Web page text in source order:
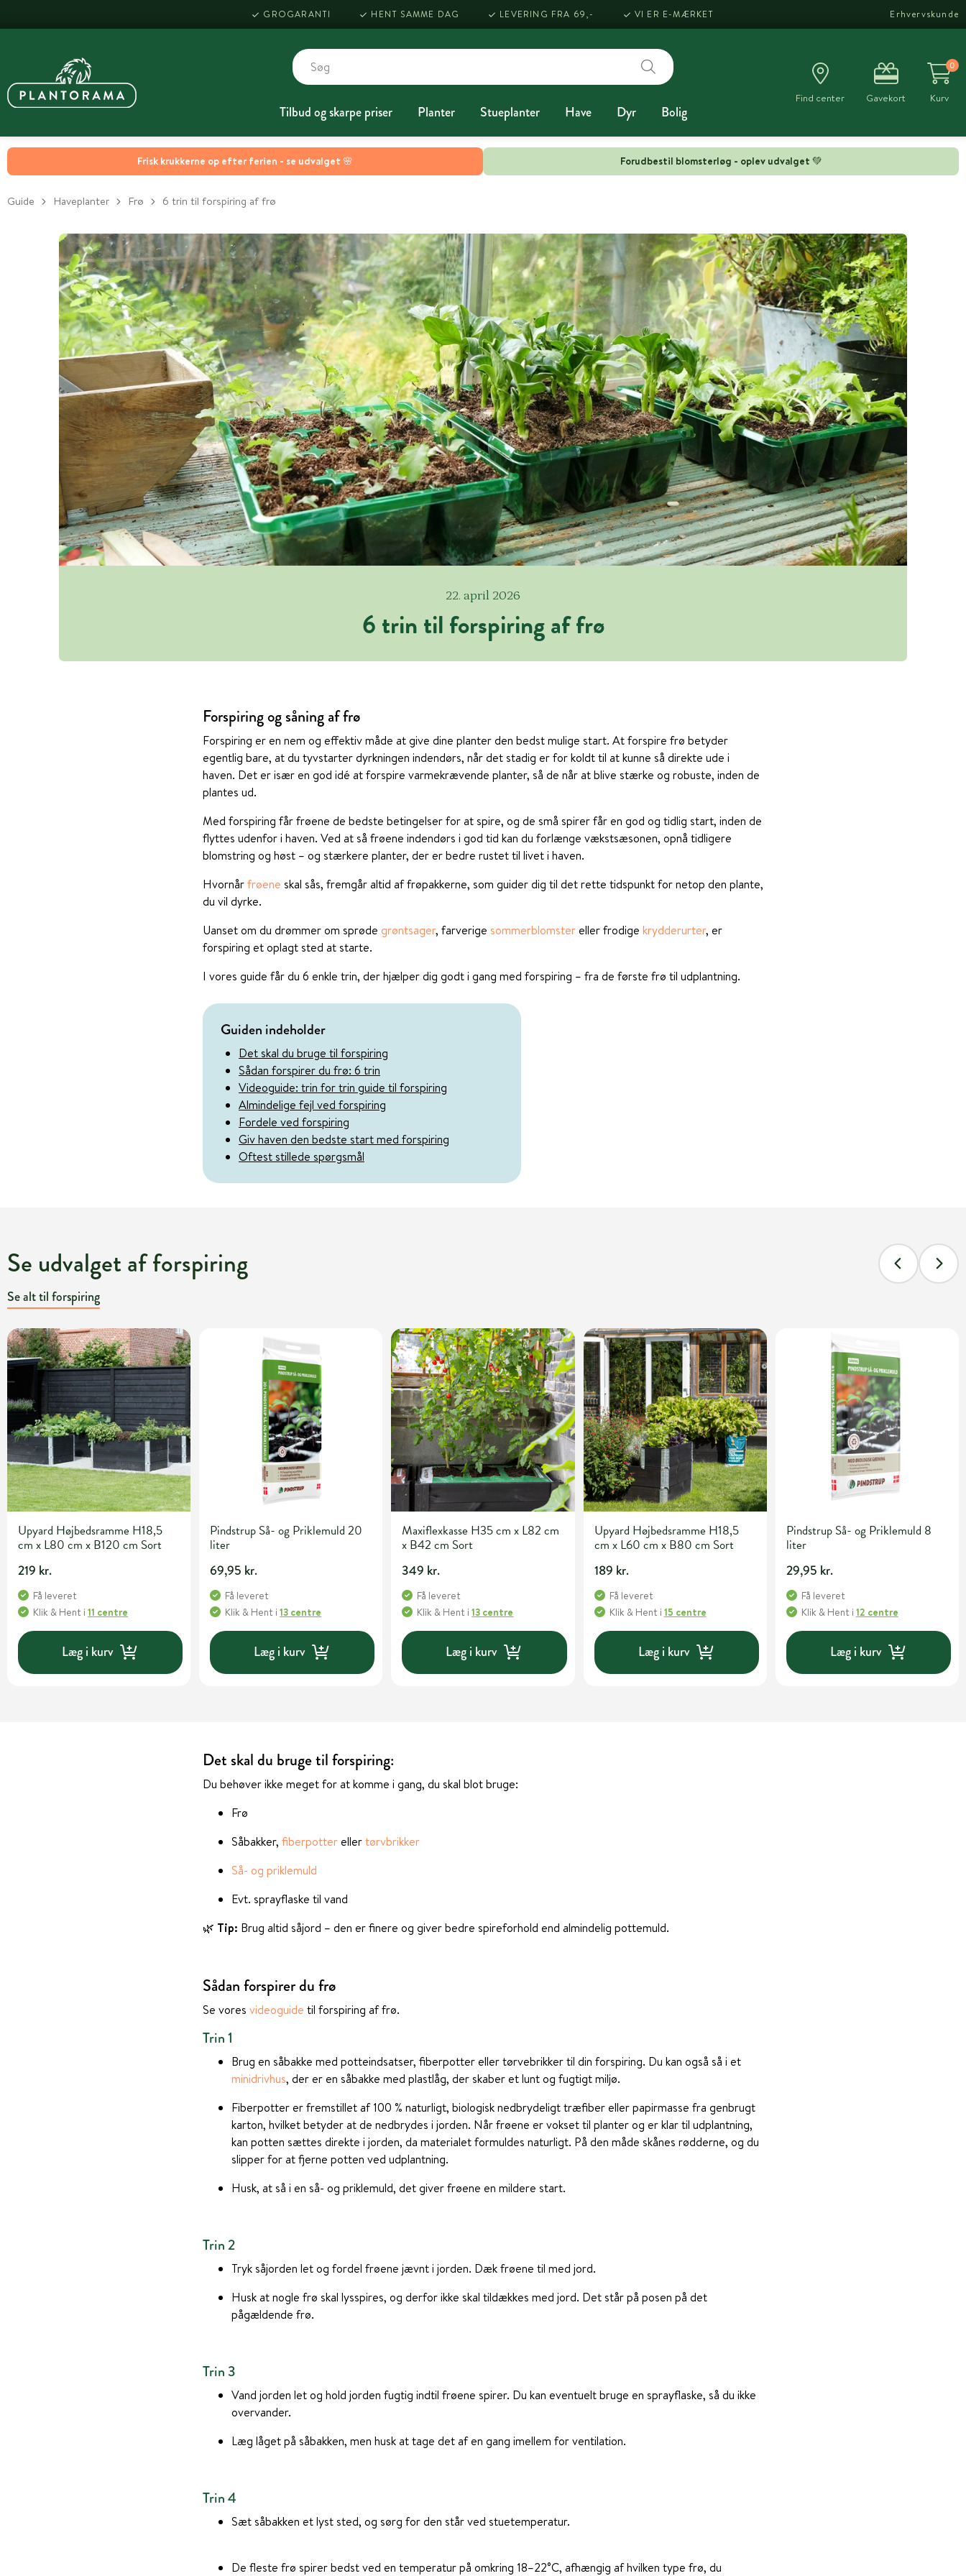
Frisk krukkerne op efter ferien - se udvalget 🌸 Forudbestil blomsterløg - oplev udvalget 💚
GROGARANTI HENT SAMME DAG LEVERING FRA 69,- VI ER E-MÆRKET Erhvervskunde
Tilbud og skarpe priser Planter Stueplanter Have Dyr Bolig
Find center Gavekort
0
Kurv
Guide Haveplanter Frø 6 trin til forspiring af frø
22. april 2026
6 trin til forspiring af frø
Forspiring og såning af frø
Forspiring er en nem og effektiv måde at give dine planter den bedst mulige start. At forspire frø betyder
egentlig bare, at du tyvstarter dyrkningen indendørs, når det stadig er for koldt til at kunne så direkte ude i
haven. Det er især en god idé at forspire varmekrævende planter, så de når at blive stærke og robuste, inden de
plantes ud.
Med forspiring får frøene de bedste betingelser for at spire, og de små spirer får en god og tidlig start, inden de
flyttes udenfor i haven. Ved at så frøene indendørs i god tid kan du forlænge vækstsæsonen, opnå tidligere
blomstring og høst – og stærkere planter, der er bedre rustet til livet i haven.
Hvornårfrøene skal sås, fremgår altid af frøpakkerne, som guider dig til det rette tidspunkt for netop den plante,
du vil dyrke.
Uanset om du drømmer om sprøde grøntsager, farverige sommerblomstereller frodige krydderurter, er
forspiring et oplagt sted at starte.
I vores guide får du 6 enkle trin, der hjælper dig godt i gang med forspiring – fra de første frø til udplantning.
Guiden indeholder
Det skal du bruge til forspiring
Sådan forspirer du frø: 6 trin
Videoguide: trin for trin guide til forspiring
Almindelige fejl ved forspiring
Fordele ved forspiring
Giv haven den bedste start med forspiring
Oftest stillede spørgsmål
Se udvalget af forspiring
Se alt til forspiring
Upyard Højbedsramme H18,5
cm x L80 cm x B120 cm Sort
219 kr.
Få leveret
Klik & Hent i 11 centre
Læg i kurv
Pindstrup Så- og Priklemuld 20
liter
69,95 kr.
Få leveret
Klik & Hent i13 centre
Læg i kurv
Maxiflexkasse H35 cm x L82 cm
x B42 cm Sort
349 kr.
Få leveret
Klik & Hent i13 centre
Læg i kurv
Upyard Højbedsramme H18,5
cm x L60 cm x B80 cm Sort
189 kr.
Få leveret
Klik & Hent i 15 centre
Læg i kurv
Pindstrup Så- og Priklemuld 8
liter
29,95 kr.
Få leveret
Klik & Hent i 12 centre
Læg i kurv
Det skal du bruge til forspiring:
Du behøver ikke meget for at komme i gang, du skal blot bruge:
Frø
Såbakker, fiberpotterellertørvbrikker
Så- og priklemuld
Evt. sprayflaske til vand
🌿 Tip: Brug altid såjord – den er finere og giver bedre spireforhold end almindelig pottemuld.
Sådan forspirer du frø
Se vores videoguide til forspiring af frø.
Trin 1
Brug en såbakke med potteindsatser, fiberpotter eller tørvebrikker til din forspiring. Du kan også så i et
minidrivhus, der er en såbakke med plastlåg, der skaber et lunt og fugtigt miljø.
Fiberpotter er fremstillet af 100 % naturligt, biologisk nedbrydeligt træfiber eller papirmasse fra genbrugt
karton, hvilket betyder at de nedbrydes i jorden. Når frøene er vokset til planter og er klar til udplantning,
kan potten sættes direkte i jorden, da materialet formuldes naturligt. På den måde skånes rødderne, og du
slipper for at fjerne potten ved udplantning.
Husk, at så i en så- og priklemuld, det giver frøene en mildere start.
Trin 2
Tryk såjorden let og fordel frøene jævnt i jorden. Dæk frøene til med jord.
Husk at nogle frø skal lysspires, og derfor ikke skal tildækkes med jord. Det står på posen på det
pågældende frø.
Trin 3
Vand jorden let og hold jorden fugtig indtil frøene spirer. Du kan eventuelt bruge en sprayflaske, så du ikke
overvander.
Læg låget på såbakken, men husk at tage det af en gang imellem for ventilation.
Trin 4
Sæt såbakken et lyst sted, og sørg for den står ved stuetemperatur.
De fleste frø spirer bedst ved en temperatur på omkring 18–22°C, afhængig af hvilken type frø, du